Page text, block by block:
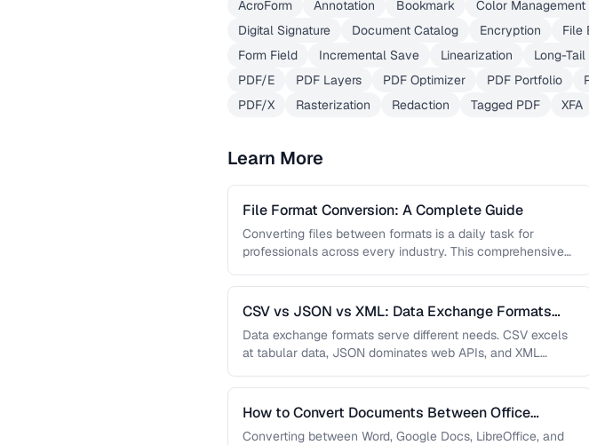
AcroForm Annotation Bookmark Color Management
Digital Signature
Document Catalog Encryption File
Form Field
Incremental Save Linearization Long-
PDF/E
PDF Layers PDF Optimizer PDF Portfolio
PDF/X
Rasterization Redaction Tagged PDF XFA
Learn More
File Format Conversion: A Complete Guide
Converting files between formats is a daily task for
professionals across every industry. This comprehensive
CSV vs JSON vs XML: Data Exchange Formats
Compared
Data exchange formats serve different needs. CSV excels
at tabular data, JSON dominates web APIs, and XML
How to Convert Documents Between Office
Formats
Converting between Word, Google Docs, LibreOffice, and